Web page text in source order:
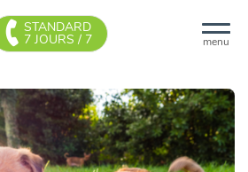
menu
STANDARD
7 JOURS / 7